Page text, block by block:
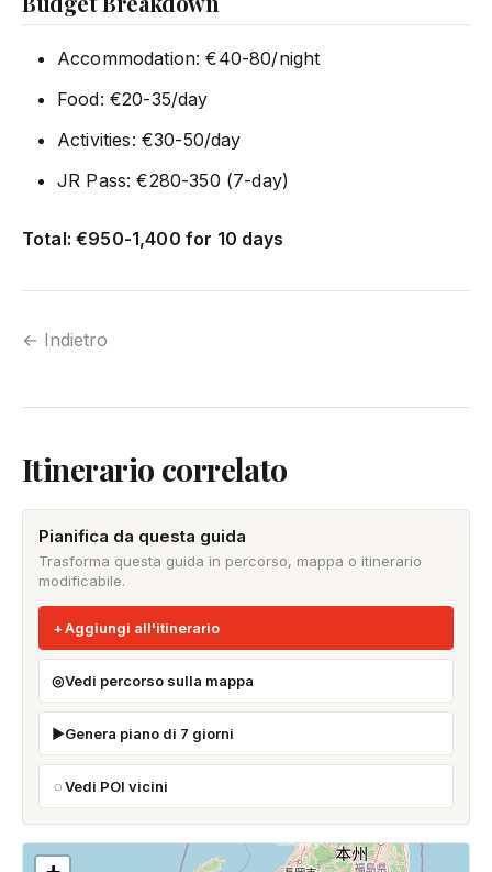
Accommodation: €40-80/night
Food: €20-35/day
Activities: €30-50/day
JR Pass: €280-350 (7-day)
Total: €950-1,400 for 10 days
← Indietro
Itinerario correlato
Pianifica da questa guida
Trasforma questa guida in percorso, mappa o itinerario
modificabile.
Aggiungi all'itinerario
Vedi percorso sulla mappa
Genera piano di 7 giorni
Vedi POI vicini